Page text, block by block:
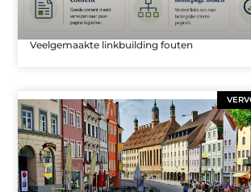
Veelgemaakte linkbuilding fouten